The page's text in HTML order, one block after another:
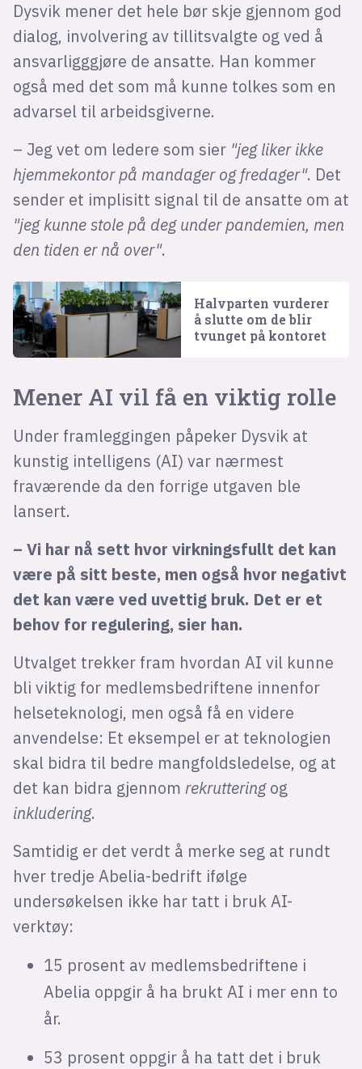
Dysvik mener det hele bør skje gjennom god
dialog, involvering av tillitsvalgte og ved å
ansvarligggjøre de ansatte. Han kommer
også med det som må kunne tolkes som en
advarsel til arbeidsgiverne.
– Jeg vet om ledere som sier "jeg liker ikke
hjemmekontor på mandager og fredager". Det
sender et implisitt signal til de ansatte om at
"jeg kunne stole på deg under pandemien, men
den tiden er nå over".
Halvparten vurderer
å slutte om de blir
tvunget på kontoret
Mener AI vil få en viktig rolle
Under framleggingen påpeker Dysvik at
kunstig intelligens (AI) var nærmest
fraværende da den forrige utgaven ble
lansert.
– Vi har nå sett hvor virkningsfullt det kan
være på sitt beste, men også hvor negativt
det kan være ved uvettig bruk. Det er et
behov for regulering, sier han.
Utvalget trekker fram hvordan AI vil kunne
bli viktig for medlemsbedriftene innenfor
helseteknologi, men også få en videre
anvendelse: Et eksempel er at teknologien
skal bidra til bedre mangfoldsledelse, og at
det kan bidra gjennom rekruttering og
inkludering.
Samtidig er det verdt å merke seg at rundt
hver tredje Abelia-bedrift ifølge
undersøkelsen ikke har tatt i bruk AI-
verktøy:
15 prosent av medlemsbedriftene i
Abelia oppgir å ha brukt AI i mer enn to
år.
53 prosent oppgir å ha tatt det i bruk